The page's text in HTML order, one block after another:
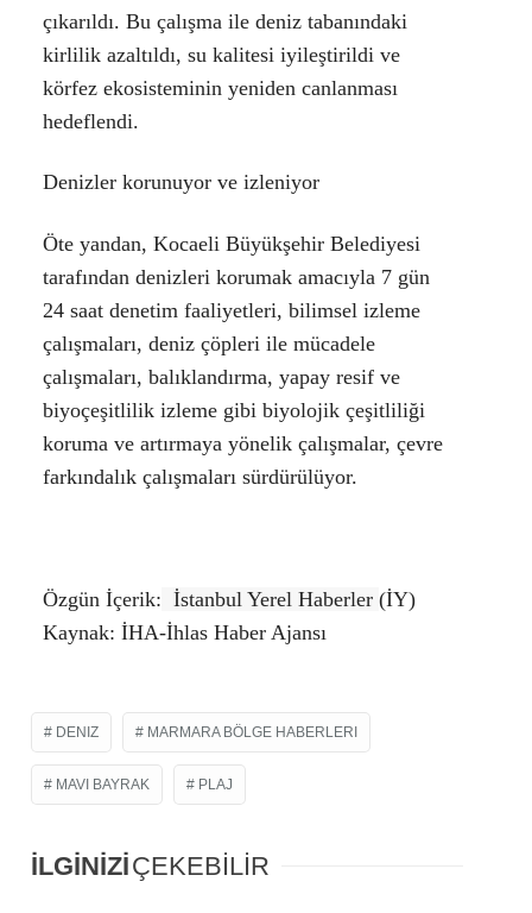
çıkarıldı. Bu çalışma ile deniz tabanındaki
kirlilik azaltıldı, su kalitesi iyileştirildi ve
körfez ekosisteminin yeniden canlanması
hedeflendi.
Denizler korunuyor ve izleniyor
Öte yandan, Kocaeli Büyükşehir Belediyesi
tarafından denizleri korumak amacıyla 7 gün
24 saat denetim faaliyetleri, bilimsel izleme
çalışmaları, deniz çöpleri ile mücadele
çalışmaları, balıklandırma, yapay resif ve
biyoçeşitlilik izleme gibi biyolojik çeşitliliği
koruma ve artırmaya yönelik çalışmalar, çevre
farkındalık çalışmaları sürdürülüyor.
Özgün İçerik: İstanbul Yerel Haberler (İY)
Kaynak: İHA-İhlas Haber Ajansı
DENIZ MARMARA BÖLGE HABERLERI
MAVI BAYRAK PLAJ
İLGİNİZİÇEKEBİLİR